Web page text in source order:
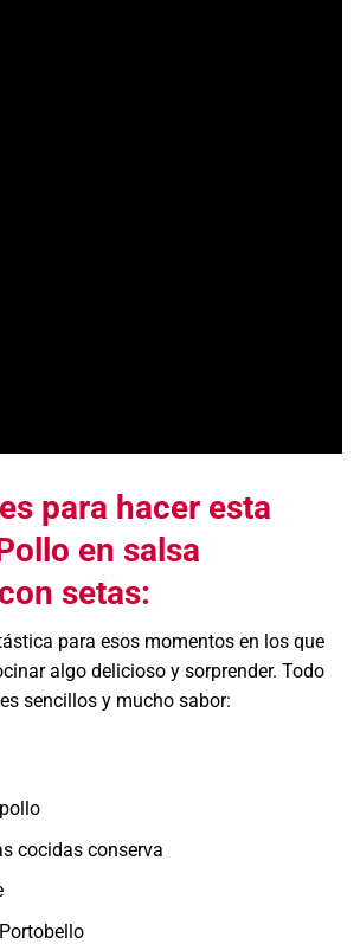
para hacer esta
en salsa
setas:
para esos momentos en los que
algo delicioso y sorprender. Todo
sencillos y mucho sabor:
cocidas conserva